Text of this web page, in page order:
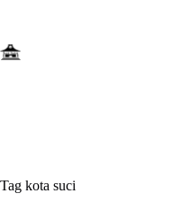
Tag kota suci